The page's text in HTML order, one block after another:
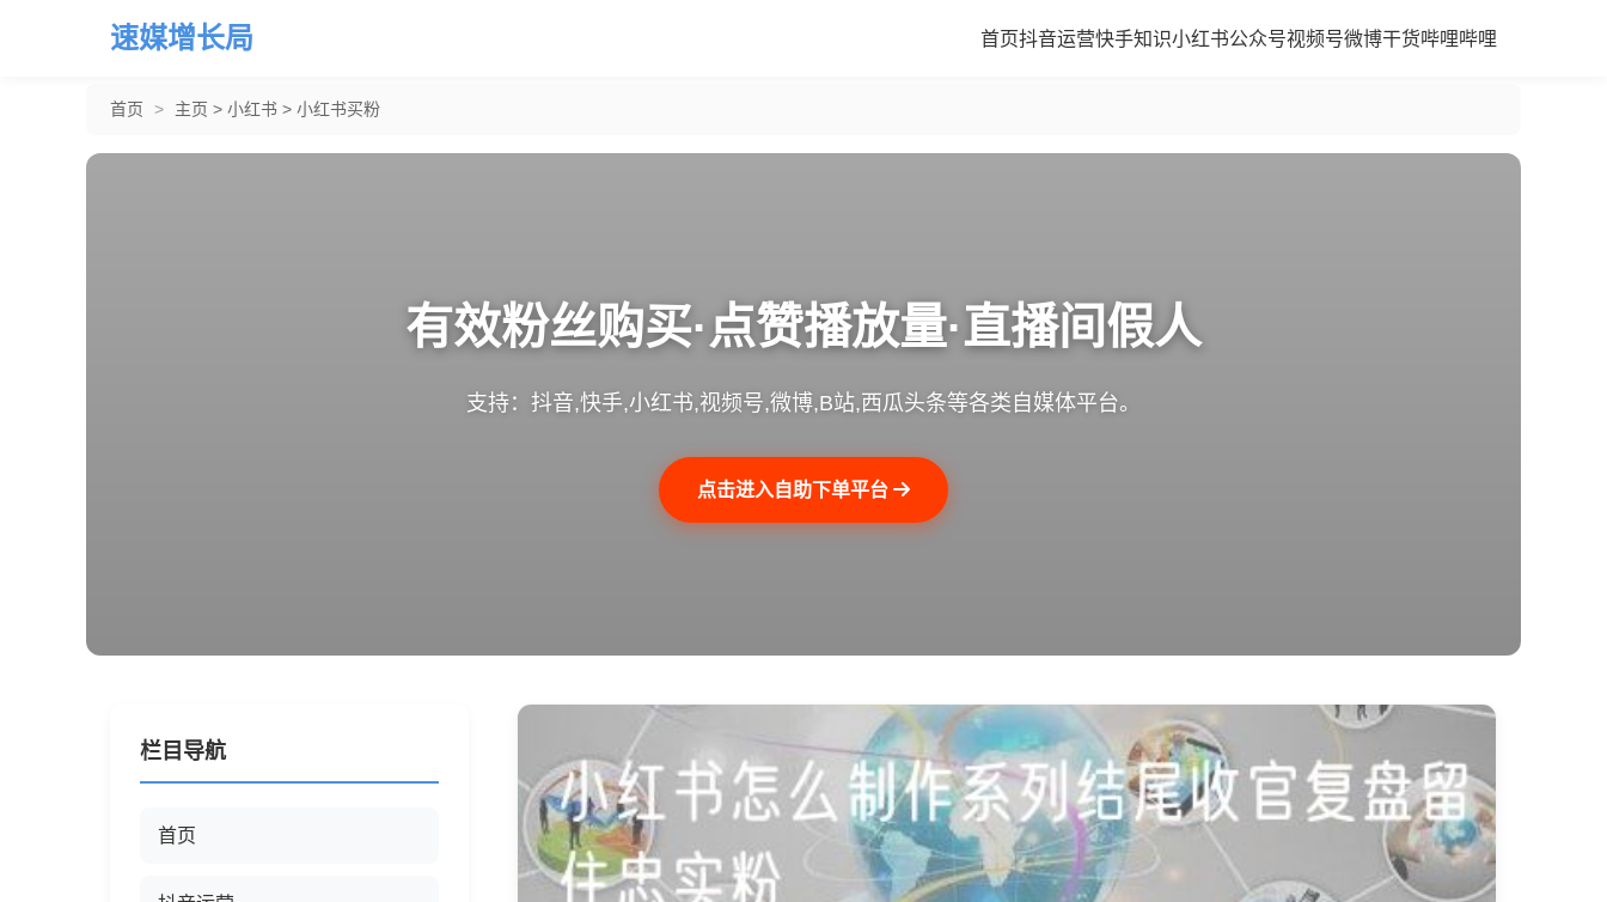
速媒增长局 首页抖音运营快手知识小红书公众号视频号微博干货哔哩哔哩
首页 > 主页 > 小红书 > 小红书买粉
有效粉丝购买·点赞播放量·直播间假人
支持：抖音,快手,小红书,视频号,微博,B站,西瓜头条等各类自媒体平台。
点击进入自助下单平台
栏目导航
首页